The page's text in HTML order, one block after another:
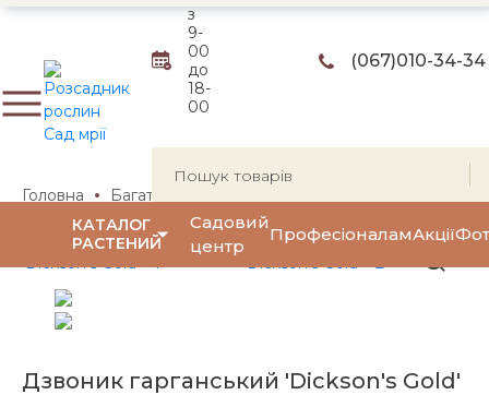
з
9-
00
до
18-
00
(067)010-34-34
КАТАЛОГ
РАСТЕНИЙ
Садовий
центр
ПрофесіоналамАкції
Головна Багаторічні квіти та трави
Дзвоник гарганський 'Dickson's Gold'